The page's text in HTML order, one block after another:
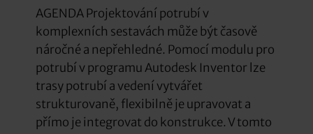
AGENDA Projektování potrubí v
komplexních sestavách může být časově
náročné a nepřehledné. Pomocí modulu pro
potrubí v programu Autodesk Inventor lze
trasy potrubí a vedení vytvářet
strukturovaně, flexibilně je upravovat a
přímo je integrovat do konstrukce. V tomto